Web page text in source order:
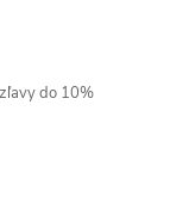
do 10%